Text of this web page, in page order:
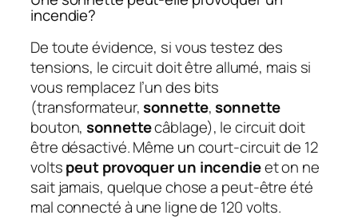
incendie?
De toute évidence, si vous testez des
tensions, le circuit doit être allumé, mais si
vous remplacez l’un des bits
(transformateur,sonnette,sonnette
bouton,sonnettecâblage), le circuit doit
être désactivé. Même un court-circuit de 12
voltspeut provoquer un incendieet on ne
sait jamais, quelque chose a peut-être été
mal connecté à une ligne de 120 volts.